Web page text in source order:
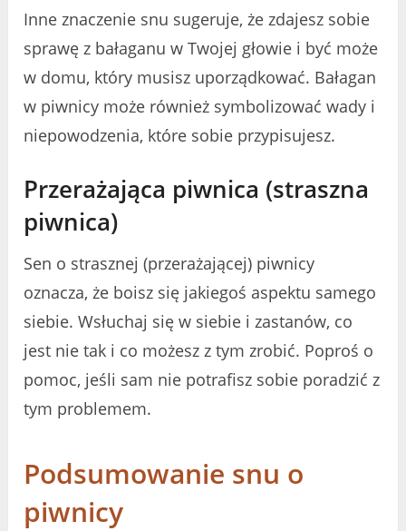
Inne znaczenie snu sugeruje, że zdajesz sobie
sprawę z bałaganu w Twojej głowie i być może
w domu, który musisz uporządkować. Bałagan
w piwnicy może również symbolizować wady i
niepowodzenia, które sobie przypisujesz.
Przerażająca piwnica (straszna
piwnica)
Sen o strasznej (przerażającej) piwnicy
oznacza, że ​​boisz się jakiegoś aspektu samego
siebie. Wsłuchaj się w siebie i zastanów, co
jest nie tak i co możesz z tym zrobić. Poproś o
pomoc, jeśli sam nie potrafisz sobie poradzić z
tym problemem.
Podsumowanie snu o
piwnicy